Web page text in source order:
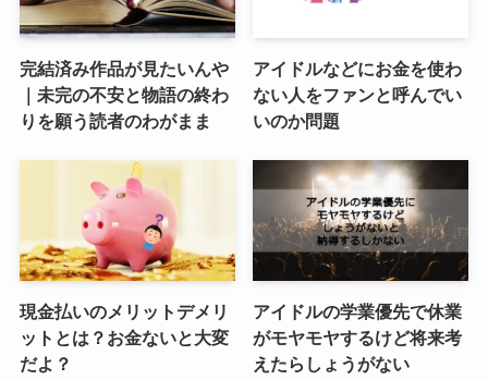
完結済み作品が見たいんや
｜未完の不安と物語の終わ
りを願う読者のわがまま
アイドルなどにお金を使わ
ない人をファンと呼んでい
いのか問題
現金払いのメリットデメリ
ットとは？お金ないと大変
だよ？
アイドルの学業優先で休業
がモヤモヤするけど将来考
えたらしょうがない